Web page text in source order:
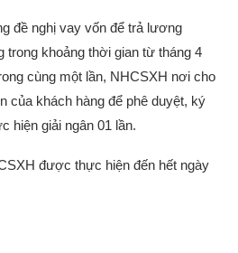
đề nghị vay vốn để trả lương
trong khoảng thời gian từ tháng 4
cùng một lần, NHCSXH nơi cho
của khách hàng để phê duyệt, ký
hiện giải ngân 01 lần.
được thực hiện đến hết ngày